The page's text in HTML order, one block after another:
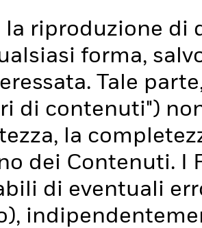
la riproduzione
forma,
Tale
di contenuti")
la
dei Contenuti. I
di eventuali